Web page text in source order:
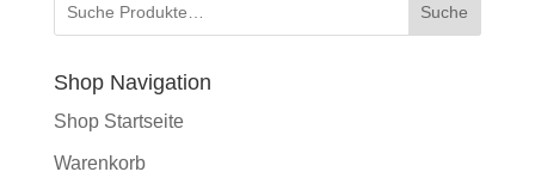
Suche
Shop Navigation
Shop Startseite
Warenkorb